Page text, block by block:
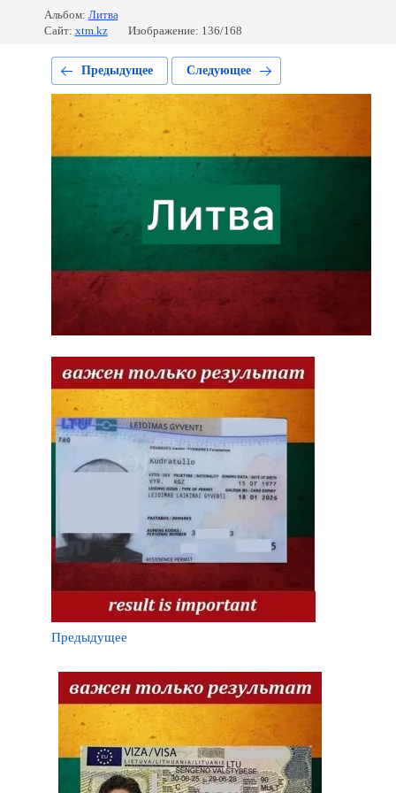
Альбом: Литва
Сайт: xtm.kz Изображение: 136/168
Предыдущее Следующее
Предыдущее